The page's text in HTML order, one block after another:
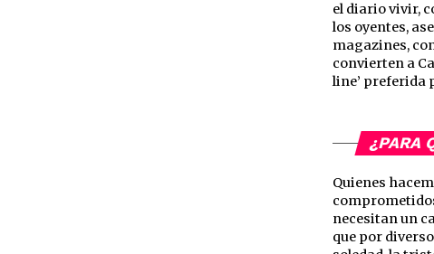
el diario vivir,
los oyentes,
magazines,
convierten a
line’ preferida
¿PARA
Quienes
necesitan un
que por